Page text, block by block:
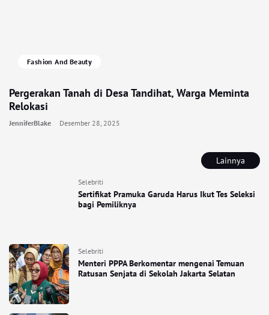
Lainnya
Selebriti
Sertifikat Pramuka Garuda Harus Ikut Tes Seleksi
bagi Pemiliknya
Selebriti
Menteri PPPA Berkomentar mengenai Temuan
Ratusan Senjata di Sekolah Jakarta Selatan
Fashion And Beauty
Pergerakan Tanah di Desa Tandihat, Warga Meminta
Relokasi
JenniferBlake Desember 28, 2025